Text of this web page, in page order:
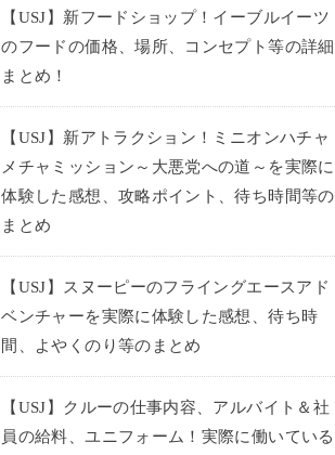
【USJ】新フードショップ！イーブルイーツ
のフードの価格、場所、コンセプト等の詳細
まとめ！
【USJ】新アトラクション！ミニオンハチャ
メチャミッション～大悪党への道～を実際に
体験した感想、攻略ポイント、待ち時間等の
まとめ
【USJ】スヌーピーのフライングエースアド
ベンチャーを実際に体験した感想、待ち時
間、よやくのり等のまとめ
【USJ】クルーの仕事内容、アルバイト＆社
員の給料、ユニフォーム！実際に働いている